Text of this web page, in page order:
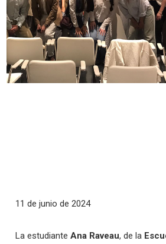
11 de junio de 2024
La estudianteAna Raveau, de la